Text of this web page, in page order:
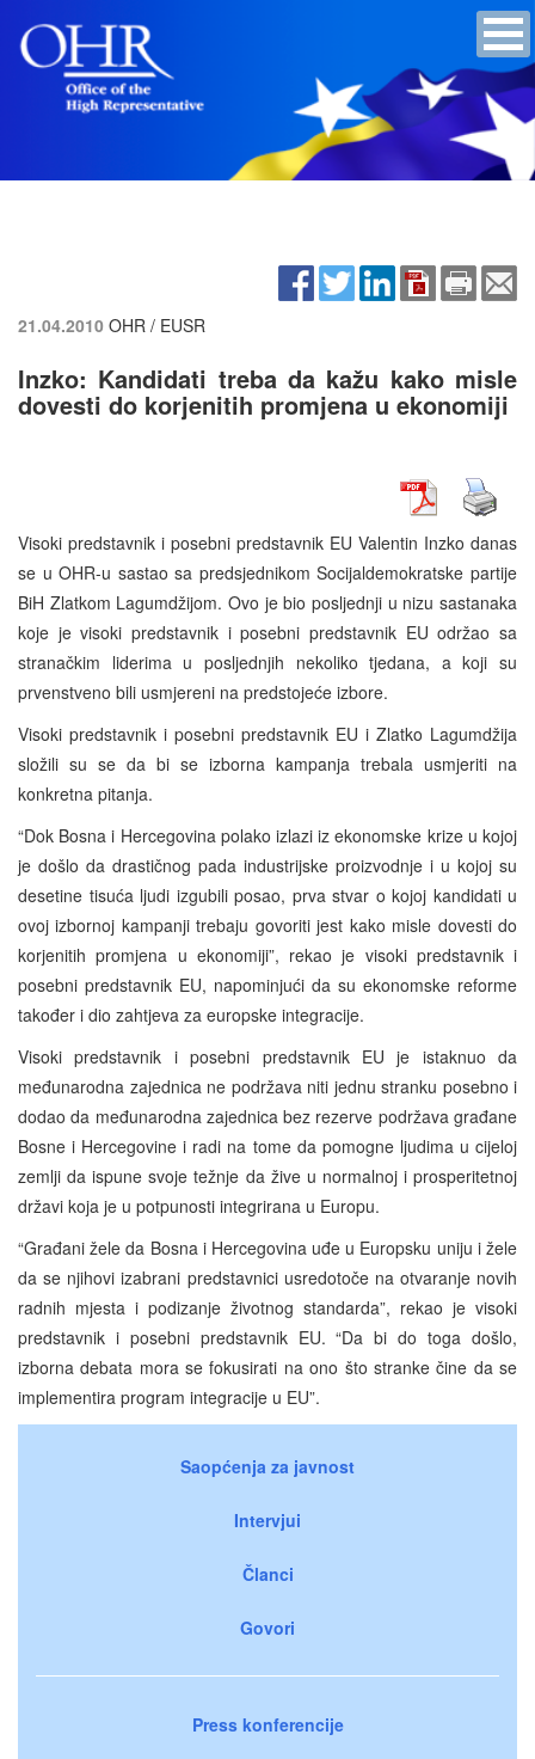
21.04.2010 OHR / EUSR
Inzko: Kandidati treba da kažu kako misle
dovesti do korjenitih promjena u ekonomiji
Visoki predstavnik i posebni predstavnik EU Valentin Inzko danas
se u OHR-u sastao sa predsjednikom Socijaldemokratske partije
BiH Zlatkom Lagumdžijom. Ovo je bio posljednji u nizu sastanaka
koje je visoki predstavnik i posebni predstavnik EU održao sa
stranačkim liderima u posljednjih nekoliko tjedana, a koji su
prvenstveno bili usmjereni na predstojeće izbore.
Visoki predstavnik i posebni predstavnik EU i Zlatko Lagumdžija
složili su se da bi se izborna kampanja trebala usmjeriti na
konkretna pitanja.
“Dok Bosna i Hercegovina polako izlazi iz ekonomske krize u kojoj
je došlo da drastičnog pada industrijske proizvodnje i u kojoj su
desetine tisuća ljudi izgubili posao, prva stvar o kojoj kandidati u
ovoj izbornoj kampanji trebaju govoriti jest kako misle dovesti do
korjenitih promjena u ekonomiji”, rekao je visoki predstavnik i
posebni predstavnik EU, napominjući da su ekonomske reforme
također i dio zahtjeva za europske integracije.
Visoki predstavnik i posebni predstavnik EU je istaknuo da
međunarodna zajednica ne podržava niti jednu stranku posebno i
dodao da međunarodna zajednica bez rezerve podržava građane
Bosne i Hercegovine i radi na tome da pomogne ljudima u cijeloj
zemlji da ispune svoje težnje da žive u normalnoj i prosperitetnoj
državi koja je u potpunosti integrirana u Europu.
“Građani žele da Bosna i Hercegovina uđe u Europsku uniju i žele
da se njihovi izabrani predstavnici usredotoče na otvaranje novih
radnih mjesta i podizanje životnog standarda”, rekao je visoki
predstavnik i posebni predstavnik EU. “Da bi do toga došlo,
izborna debata mora se fokusirati na ono što stranke čine da se
implementira program integracije u EU”.
Saopćenja za javnost
Intervjui
Članci
Govori
Press konferencije